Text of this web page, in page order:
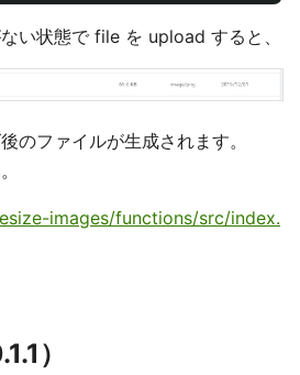
い状態で file を upload すると、
のファイルが生成されます。
images/functions/src/index.
）